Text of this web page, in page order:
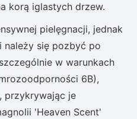
korą iglastych drzew.
pielęgnacji, jednak
należy się pozbyć po
w warunkach
6B),
przykrywając je
'Heaven Scent'